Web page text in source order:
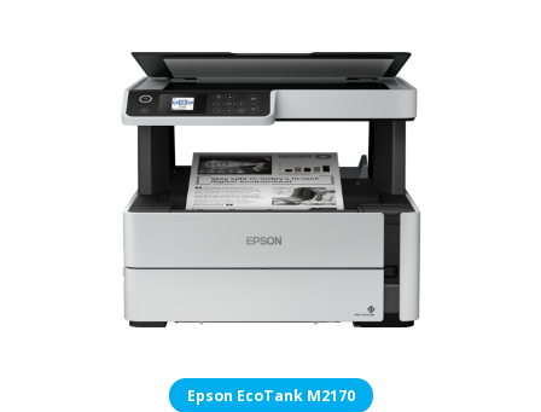
Epson EcoTank M2170